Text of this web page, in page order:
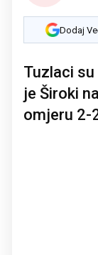
Dodaj
Tuzlaci
je Široki
omjeru 2-